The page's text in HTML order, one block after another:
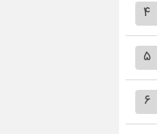
۴
۵
۶